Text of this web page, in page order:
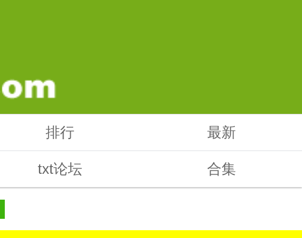
排行 最新
txt论坛 合集